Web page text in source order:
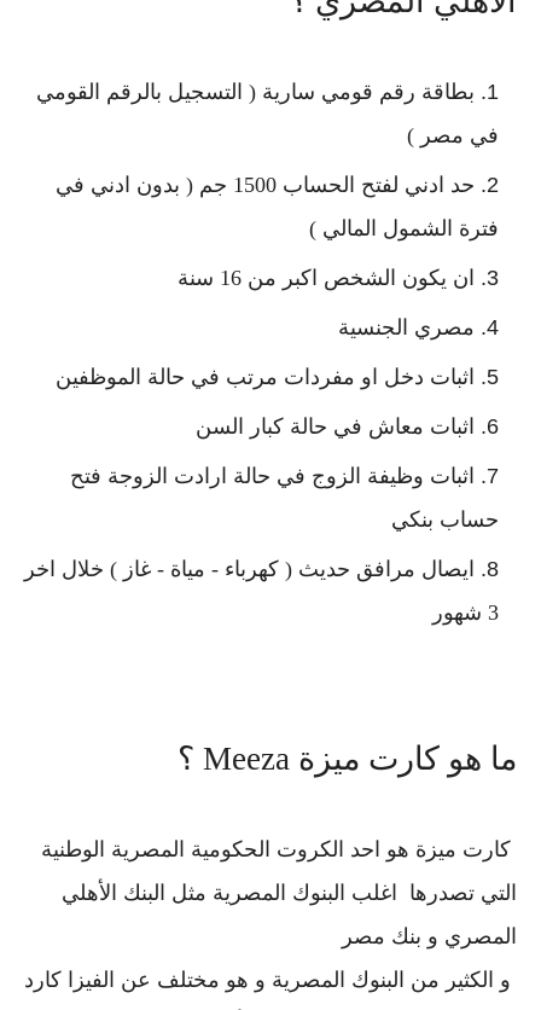
بطاقة رقم قومي سارية ( التسجيل بالرقم القومي
في مصر )
حد ادني لفتح الحساب 1500 جم ( بدون ادني في
فترة الشمول المالي )
ان يكون الشخص اكبر من 16 سنة
مصري الجنسية
اثبات دخل او مفردات مرتب في حالة الموظفين
اثبات معاش في حالة كبار السن
اثبات وظيفة الزوج في حالة ارادت الزوجة فتح
حساب بنكي
ايصال مرافق حديث ( كهرباء - مياة - غاز ) خلال اخر
3 شهور
ما هو كارت ميزة Meeza ؟
كارت ميزة هو احد الكروت الحكومية المصرية الوطنية
التي تصدرها اغلب البنوك المصرية مثل البنك الأهلي
المصري و بنك مصر
و الكثير من البنوك المصرية و هو مختلف عن الفيزا كارد